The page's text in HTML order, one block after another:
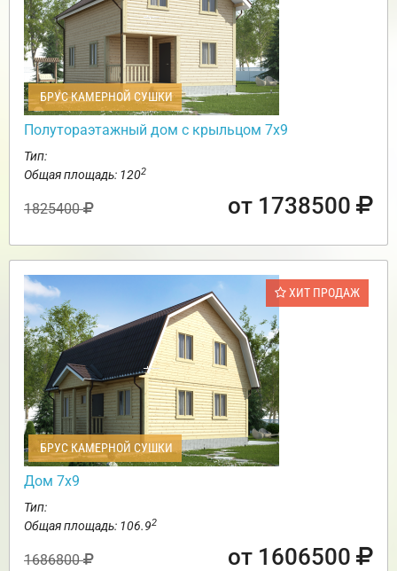
БРУС КАМЕРНОЙ СУШКИ
Полутораэтажный дом с крыльцом 7х9
Тип:
Общая площадь: 1202
1825400 от 1738500
ХИТ ПРОДАЖ
БРУС КАМЕРНОЙ СУШКИ
Дом 7х9
Тип:
Общая площадь: 106.92
1686800 от 1606500